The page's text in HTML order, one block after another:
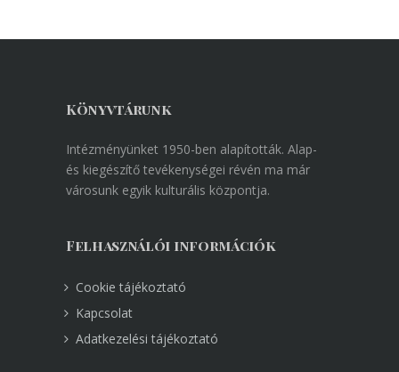
Könyvtárunk
Intézményünket 1950-ben alapították. Alap-
és kiegészítő tevékenységei révén ma már
városunk egyik kulturális központja.
Felhasználói információk
Cookie tájékoztató
Kapcsolat
Adatkezelési tájékoztató